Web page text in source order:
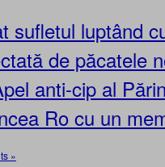
sufletul luptând
de păcatele
anti-cip al
Ro cu un
»